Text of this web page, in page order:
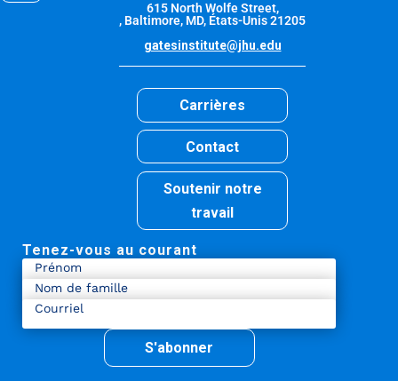
615 North Wolfe Street,
, Baltimore, MD, États-Unis 21205
gatesinstitute@jhu.edu
Carrières
Contact
Soutenir notre
travail
Tenez-vous au courant
S'abonner